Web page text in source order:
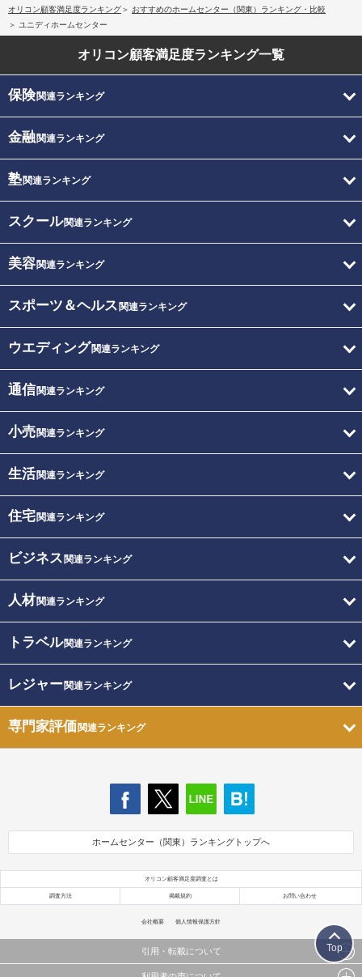
オリコン顧客満足度ランキング
おすすめのホームセンター（関東）ランキング・比較
ユニディホームセンター
オリコン顧客満足度ランキング一覧
保険関連ランキング
金融関連ランキング
塾関連ランキング
スクール関連ランキング
美容関連ランキング
スポーツ＆ヘルス 関連ランキング
ウエディング関連ランキング
通信関連ランキング
小売関連ランキング
生活関連ランキング
住宅関連ランキング
ビジネス 関連ランキング
人材関連ランキング
トラベル関連ランキング
レジャー関連ランキング
専門家評価関連ランキング
ホームセンター（関東）ランキングトップへ
オリコン顧客満足度調査とは
調査方法 掲載規約 お問い合わせ
会社概要 個人情報保護方針
引用・転載について Top